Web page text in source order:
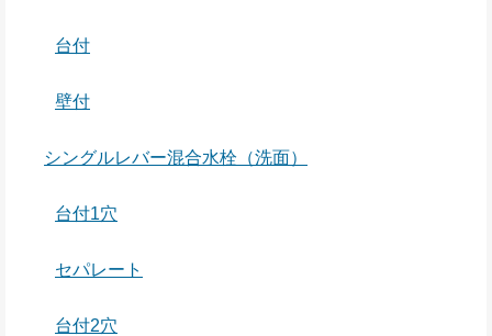
台付
壁付
シングルレバー混合水栓（洗面）
台付1穴
セパレート
台付2穴